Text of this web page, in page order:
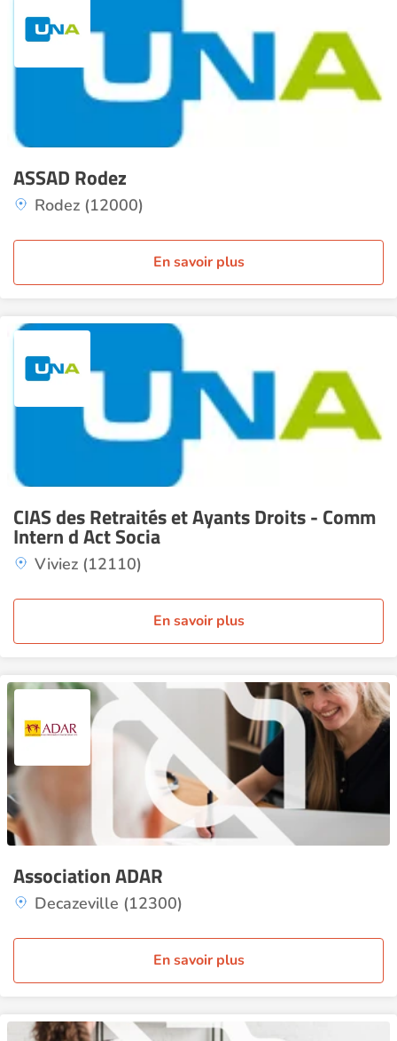
ASSAD Rodez
Rodez (12000)
En savoir plus
CIAS des Retraités et Ayants Droits - Comm
Intern d Act Socia
Viviez (12110)
En savoir plus
Association ADAR
Decazeville (12300)
En savoir plus